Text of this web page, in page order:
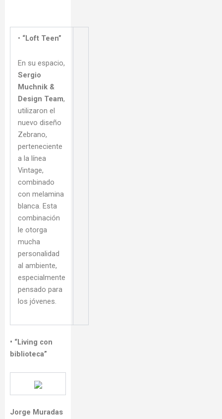
• “Loft Teen”
En su espacio,
Sergio
Muchnik &
Design Team,
utilizaron el
nuevo diseño
Zebrano,
perteneciente
a la línea
Vintage,
combinado
con melamina
blanca. Esta
combinación
le otorga
mucha
personalidad
al ambiente,
especialmente
pensado para
los jóvenes.
• “Living con
biblioteca”
Jorge Muradas